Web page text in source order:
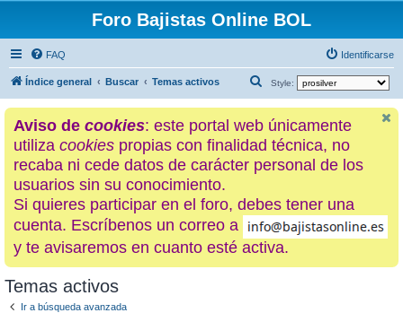
Foro Bajistas Online BOL
FAQ Identificarse
Índice general Buscar Temas activos Style:
u
c
a
Aviso de cookies: este portal web únicamente
utiliza cookies propias con finalidad técnica, no
recaba ni cede datos de carácter personal de los
usuarios sin su conocimiento.
Si quieres participar en el foro, debes tener una
cuenta. Escríbenos un correo a
y te avisaremos en cuanto esté activa.
Temas activos
Ir a búsqueda avanzada